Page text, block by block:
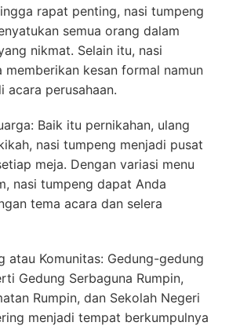
rapat penting, nasi tumpeng
semua orang dalam
nikmat. Selain itu, nasi
memberikan kesan formal namun
acara perusahaan.
Baik itu pernikahan, ulang
nasi tumpeng menjadi pusat
meja. Dengan variasi menu
nasi tumpeng dapat Anda
tema acara dan selera
atau Komunitas: Gedung-gedung
Gedung Serbaguna Rumpin,
Rumpin, dan Sekolah Negeri
menjadi tempat berkumpulnya